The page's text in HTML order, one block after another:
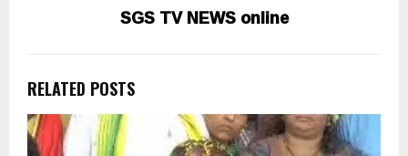
SGS TV NEWS online
RELATED POSTS